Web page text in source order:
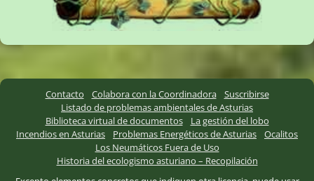
Contacto Colabora con la Coordinadora
Suscribirse
Listado de problemas ambientales de Asturias
Biblioteca virtual de documentos
La gestión del lobo
Incendios en Asturias
Problemas Energéticos de Asturias
Ocalitos
Los Neumáticos Fuera de Uso
Historia del ecologismo asturiano – Recopilación